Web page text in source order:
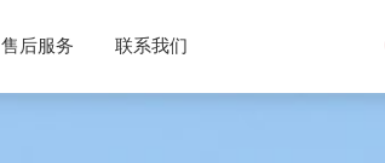
售后服务 联系我们